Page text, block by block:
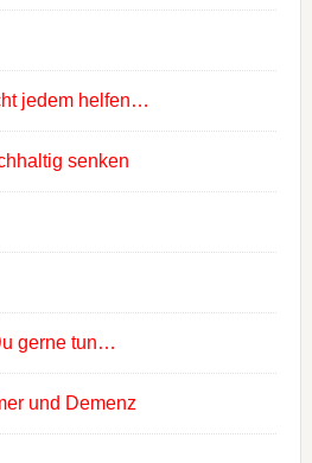
jedem helfen…
senken
gerne tun…
und Demenz